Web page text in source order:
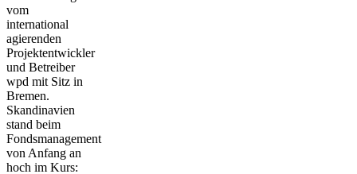
vom
international
agierenden
Projektentwickler
und Betreiber
wpd mit Sitz in
Bremen.
Skandinavien
stand beim
Fondsmanagement
von Anfang an
hoch im Kurs: